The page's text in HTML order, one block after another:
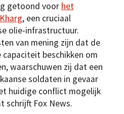
getoond voor het
, een cruciaal
olie-infrastructuur.
van mening zijn dat de
beschikken om
waarschuwen zij dat een
soldaten in gevaar
huidige conflict mogelijk
schrijft Fox News.